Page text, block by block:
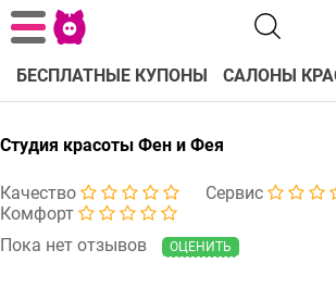
БЕСПЛАТНЫЕ КУПОНЫ САЛОНЫ
Студия красоты Фен и Фея
Качество
Сервис
Комфорт
Пока нет отзывов
ОЦЕНИТЬ